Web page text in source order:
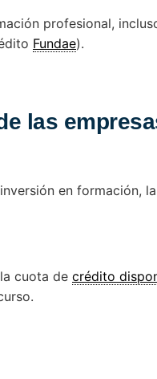
profesional,
Fundae).
las
en formación,
cuota de crédito